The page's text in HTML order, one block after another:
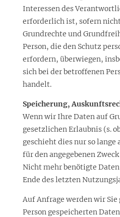
Interessen des
erforderlich ist, sofern
Grundrechte und
Person, die den Schutz
erfordern, überwiegen,
sich bei der betroffenen
handelt.
Speicherung,
Wenn wir Ihre Daten auf
gesetzlichen Erlaubnis (s.
geschieht dies nur so
für den angegebenen
Nicht mehr benötigte
Ende des letzten
Auf Anfrage werden wir
Person gespeicherten